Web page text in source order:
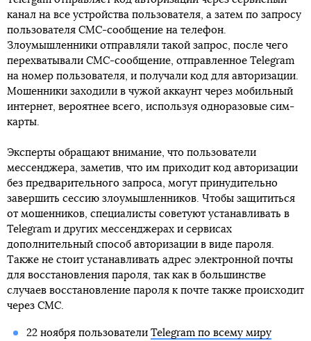
канал на все устройства пользователя, а затем по запросу
пользователя СМС-сообщение на телефон.
Злоумышленники отправляли такой запрос, после чего
перехватывали СМС-сообщение, отправленное Telegram
на номер пользователя, и получали код для авторизации.
Мошенники заходили в чужой аккаунт через мобильный
интернет, вероятнее всего, используя одноразовые сим-
карты.
Эксперты обращают внимание, что пользователи
мессенджера, заметив, что им приходит код авторизации
без предварительного запроса, могут принудительно
завершить сессию злоумышленников. Чтобы защититься
от мошенников, специалисты советуют устанавливать в
Telegram и других мессенджерах и сервисах
дополнительный способ авторизации в виде пароля.
Также не стоит устанавливать адрес электронной почты
для восстановления пароля, так как в большинстве
случаев восстановление пароля к почте также происходит
через СМС.
22 ноября пользователи Telegram по всему миру